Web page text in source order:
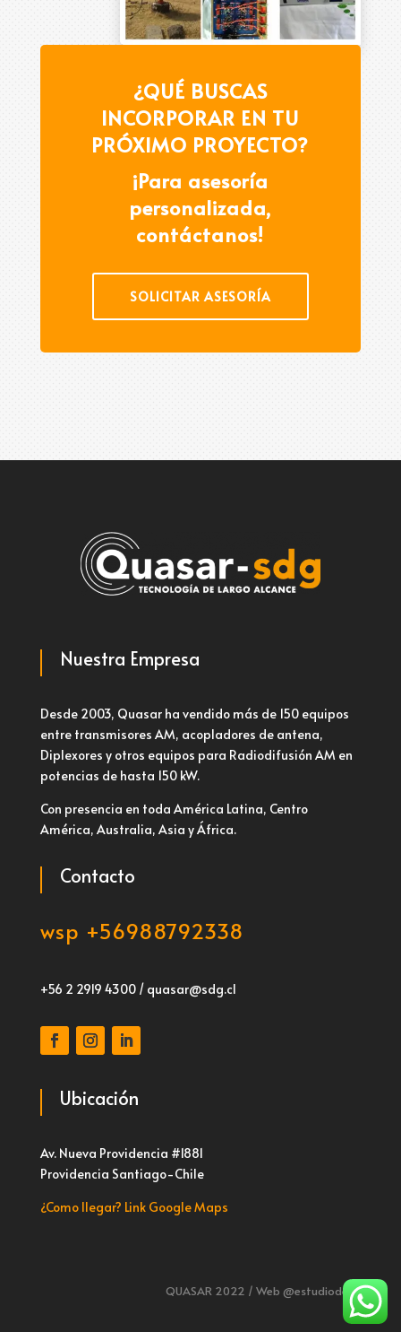
¿QUÉ BUSCAS
INCORPORAR EN TU
PRÓXIMO PROYECTO?
¡Para asesoría
personalizada,
contáctanos!
SOLICITAR ASESORÍA
Nuestra Empresa
Desde 2003, Quasar ha vendido más de 150 equipos
entre transmisores AM, acopladores de antena,
Diplexores y otros equipos para Radiodifusión AM en
potencias de hasta 150 kW.
Con presencia en toda América Latina, Centro
América, Australia, Asia y África.
Contacto
wsp +56988792338
+56 2 2919 4300 / quasar@sdg.cl
Ubicación
Av. Nueva Providencia #1881
Providencia Santiago-Chile
¿Como llegar? Link Google Maps
QUASAR 2022 / Web@estudiodeoz